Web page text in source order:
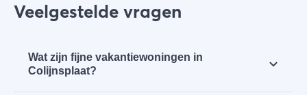
Veelgestelde vragen
Wat zijn fijne vakantiewoningen in
Colijnsplaat?